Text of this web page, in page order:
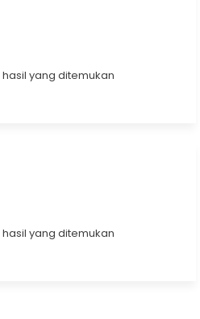
yang ditemukan
yang ditemukan